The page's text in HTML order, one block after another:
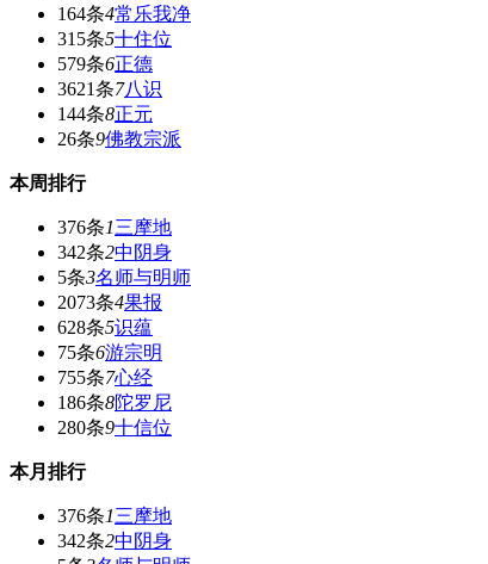
164条4常乐我净
315条5十住位
579条6正德
3621条7八识
144条8正元
26条9佛教宗派
本周排行
376条1三摩地
342条2中阴身
5条3名师与明师
2073条4果报
628条5识蕴
75条6游宗明
755条7心经
186条8陀罗尼
280条9十信位
本月排行
376条1三摩地
342条2中阴身